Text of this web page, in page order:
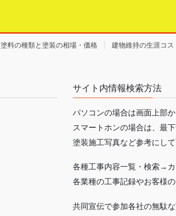
塗料の種類と塗装の相場・価格 建物維持の生涯コス
サイト内情報検索方法
パソコンの場合は画面上部か
スマートホンの場合は、最
塗装施工写真など参考にして
各種工事内容一覧・検索→
各業種の工事記録やお客様
共同宣伝で参加各社の無駄